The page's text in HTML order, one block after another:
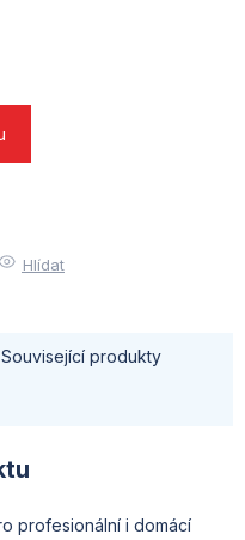
Hlídat
Související produkty
profesionální i domácí